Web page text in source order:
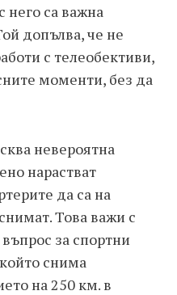
са важна
допълва, че не
с телеобективи,
моменти, без да
невероятна
нарастват
да са на
Това важи с
за спортни
снима
на 250 км. в